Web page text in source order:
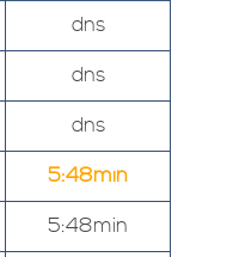
dns
dns
dns
5:48min
5:48min